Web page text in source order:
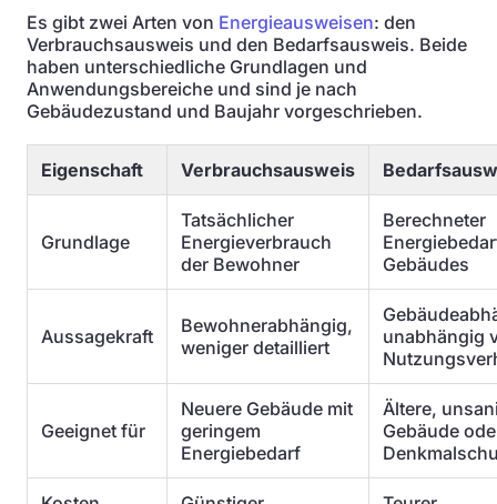
Es gibt zwei Arten von Energieausweisen: den
Verbrauchsausweis und den Bedarfsausweis. Beide
haben unterschiedliche Grundlagen und
Anwendungsbereiche und sind je nach
Gebäudezustand und Baujahr vorgeschrieben.
Eigenschaft Verbrauchsausweis
Grundlage
Tatsächlicher
Energieverbrauch
der Bewohner
Berechneter
Gebäudes
Aussagekraft
Bewohnerabhängig,
weniger detailliert
unabhängig
Geeignet für
Neuere Gebäude mit
geringem
Energiebedarf
Ältere,
Gebäude